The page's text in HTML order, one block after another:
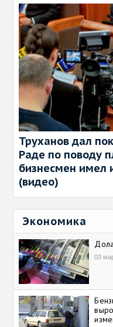
Труханов дал
Раде по поводу
бизнесмен имел
(видео)
Экономика
03